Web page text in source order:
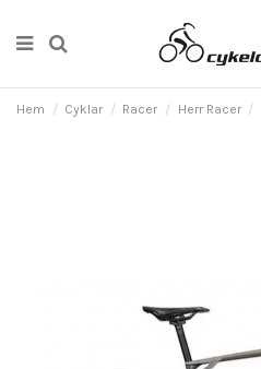
Hem Cyklar Racer Herr Racer